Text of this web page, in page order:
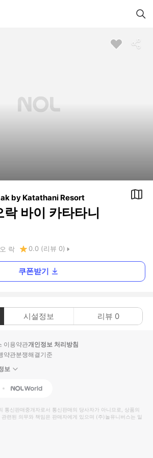
by Katathani Resort
락 바이 카타타니
락 0.0 (리뷰 0)
쿠폰받기
시설정보 리뷰 0
이용약관개인정보 처리방침
약관분쟁해결기준
보
Interpark Global
통신판매중개자로서 통신판매의 당사자가 아니므로, 상품의
련된 의무와 책임은 판매자에게 있으며 (주)놀유니버스는 일